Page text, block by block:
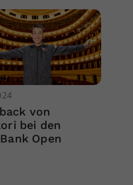
von
bei den
Open